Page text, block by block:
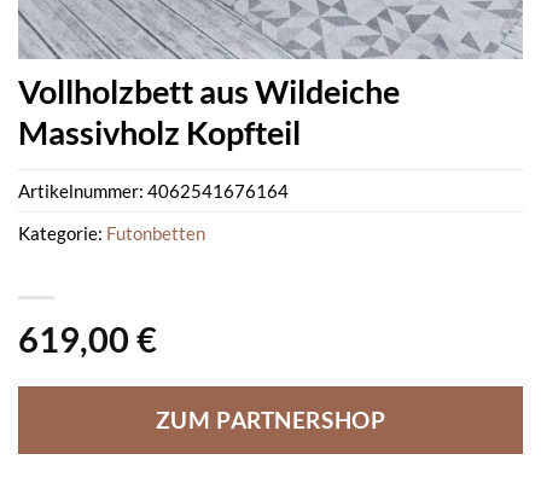
Vollholzbett aus Wildeiche
Massivholz Kopfteil
619,00 €
ZUM PARTNERSHOP
Artikelnummer: 4062541676164
Kategorie: Futonbetten